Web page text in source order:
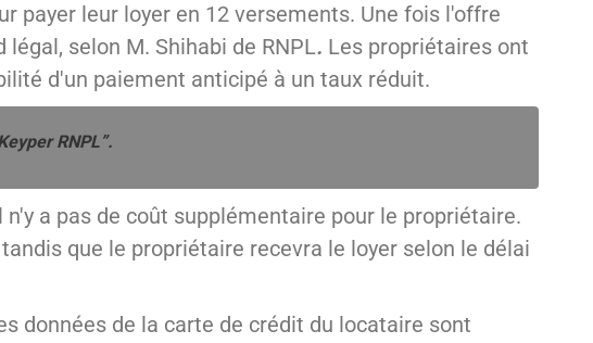
payer leur loyer en 12 versements. Une fois l'offre
selon M. Shihabi de RNPL. Les propriétaires ont
d'un paiement anticipé à un taux réduit.
RNPL”.
a pas de coût supplémentaire pour le propriétaire.
que le propriétaire recevra le loyer selon le délai
données de la carte de crédit du locataire sont